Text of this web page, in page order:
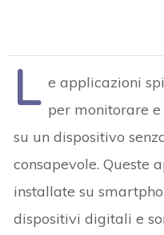
L e applicazioni
per monitorare
su un dispositivo
consapevole. Queste
installate su
dispositivi digitali e